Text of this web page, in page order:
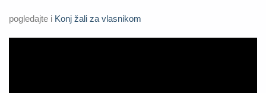
pogledajte i Konj žali za vlasnikom